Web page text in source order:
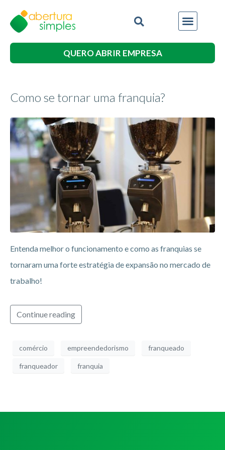
QUERO ABRIR EMPRESA
Como se tornar uma franquia?
Entenda melhor o funcionamento e como as franquias se
tornaram uma forte estratégia de expansão no mercado de
trabalho!
Continue reading
comércio empreendedorismo franqueado
franqueador franquia